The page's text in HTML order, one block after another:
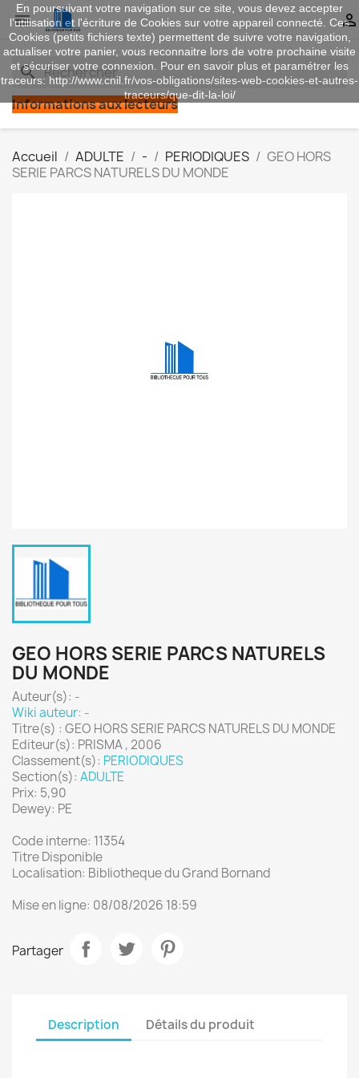
 
search
Informations aux lecteurs
Accueil ADULTE - PERIODIQUES
GEO HORS
SERIE PARCS NATURELS DU MONDE
GEO HORS SERIE PARCS NATURELS
DU MONDE
Auteur(s): -
Wiki auteur: -
Titre(s) : GEO HORS SERIE PARCS NATURELS DU MONDE
Editeur(s): PRISMA , 2006
Classement(s): PERIODIQUES
Section(s): ADULTE
Prix: 5,90
Dewey: PE
Code interne: 11354
Titre Disponible
Localisation: Bibliotheque du Grand Bornand
Mise en ligne: 08/08/2026 18:59
Partager
Description Détails du produit
En poursuivant votre navigation sur ce site, vous devez accepter
l’utilisation et l'écriture de Cookies sur votre appareil connecté. Ces
Cookies (petits fichiers texte) permettent de suivre votre navigation,
actualiser votre panier, vous reconnaitre lors de votre prochaine visite
et sécuriser votre connexion. Pour en savoir plus et paramétrer les
traceurs: http://www.cnil.fr/vos-obligations/sites-web-cookies-et-autres-
traceurs/que-dit-la-loi/